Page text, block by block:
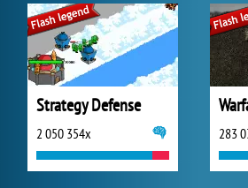
Strategy Defense
2 050 354x 283